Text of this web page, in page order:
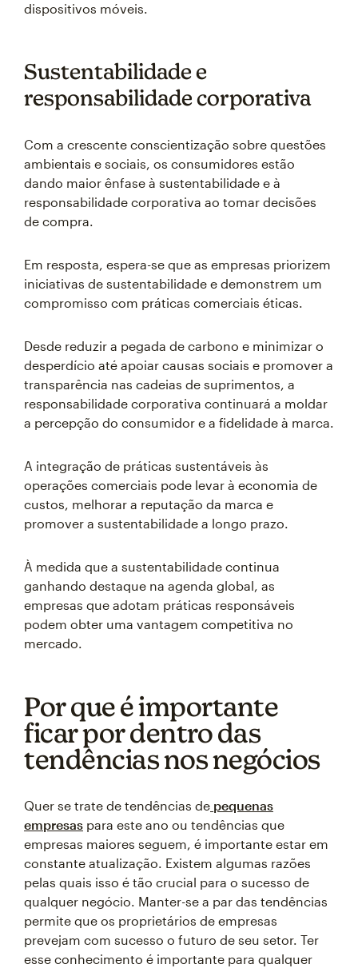
dispositivos móveis.
Sustentabilidade e
responsabilidade corporativa
Com a crescente conscientização sobre questões
ambientais e sociais, os consumidores estão
dando maior ênfase à sustentabilidade e à
responsabilidade corporativa ao tomar decisões
de compra.
Em resposta, espera-se que as empresas priorizem
iniciativas de sustentabilidade e demonstrem um
compromisso com práticas comerciais éticas.
Desde reduzir a pegada de carbono e minimizar o
desperdício até apoiar causas sociais e promover a
transparência nas cadeias de suprimentos, a
responsabilidade corporativa continuará a moldar
a percepção do consumidor e a fidelidade à marca.
A integração de práticas sustentáveis às
operações comerciais pode levar à economia de
custos, melhorar a reputação da marca e
promover a sustentabilidade a longo prazo.
À medida que a sustentabilidade continua
ganhando destaque na agenda global, as
empresas que adotam práticas responsáveis
podem obter uma vantagem competitiva no
mercado.
Por que é importante
ficar por dentro das
tendências nos negócios
Quer se trate de tendências de pequenas
empresas para este ano ou tendências que
empresas maiores seguem, é importante estar em
constante atualização. Existem algumas razões
pelas quais isso é tão crucial para o sucesso de
qualquer negócio. Manter-se a par das tendências
permite que os proprietários de empresas
prevejam com sucesso o futuro de seu setor. Ter
esse conhecimento é importante para qualquer